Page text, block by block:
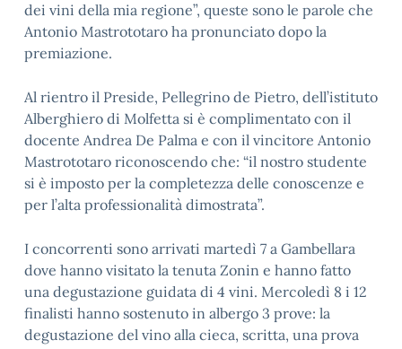
dei vini della mia regione”, queste sono le parole che
Antonio Mastrototaro ha pronunciato dopo la
premiazione.
Al rientro il Preside, Pellegrino de Pietro, dell’istituto
Alberghiero di Molfetta si è complimentato con il
docente Andrea De Palma e con il vincitore Antonio
Mastrototaro riconoscendo che: “il nostro studente
si è imposto per la completezza delle conoscenze e
per l’alta professionalità dimostrata”.
I concorrenti sono arrivati martedì 7 a Gambellara
dove hanno visitato la tenuta Zonin e hanno fatto
una degustazione guidata di 4 vini. Mercoledì 8 i 12
finalisti hanno sostenuto in albergo 3 prove: la
degustazione del vino alla cieca, scritta, una prova